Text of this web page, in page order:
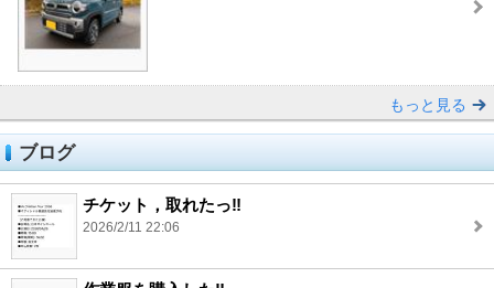
もっと見る
ブログ
チケット，取れたっ‼︎
2026/2/11 22:06